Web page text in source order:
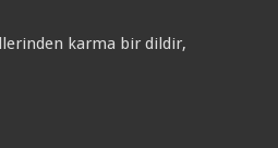
karma bir dildir,